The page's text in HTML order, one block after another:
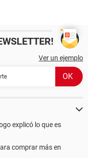
Ver un ejemplo
explicó lo que es
comprar más en